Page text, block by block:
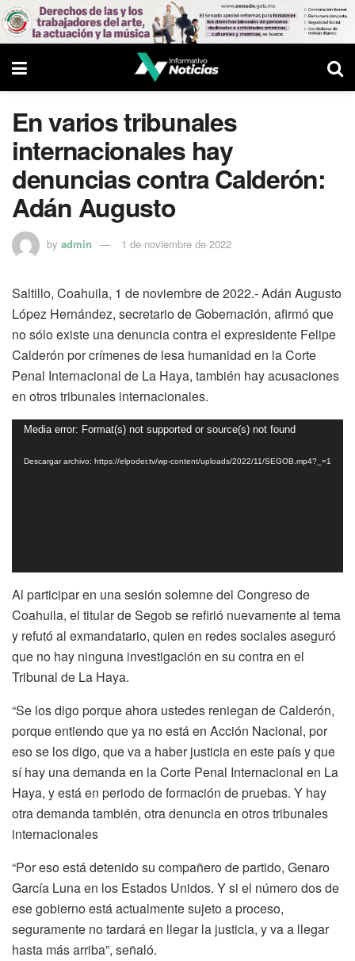
En varios tribunales
internacionales hay
denuncias contra Calderón:
Adán Augusto
by admin 1 de noviembre de 2022
Saltillo, Coahuila, 1 de noviembre de 2022.- Adán Augusto
López Hernández, secretario de Gobernación, afirmó que
no sólo existe una denuncia contra el expresidente Felipe
Calderón por crímenes de lesa humanidad en la Corte
Penal Internacional de La Haya, también hay acusaciones
en otros tribunales internacionales.
Reproductor
vídeo
Media error: Format(s) not supported or source(s) not found
Descargar archivo: https://elpoder.tv/wp-content/uploads/2022/11/SEGOB.mp4?_=1
Al participar en una sesión solemne del Congreso de
Coahuila, el titular de Segob se refirió nuevamente al tema
y refutó al exmandatario, quien en redes sociales aseguró
que no hay ninguna investigación en su contra en el
Tribunal de La Haya.
“Se los digo porque ahora ustedes reniegan de Calderón,
porque entiendo que ya no está en Acción Nacional, por
eso se los digo, que va a haber justicia en este país y que
sí hay una demanda en la Corte Penal Internacional en La
Haya, y está en periodo de formación de pruebas. Y hay
otra demanda también, otra denuncia en otros tribunales
internacionales
“Por eso está detenido su compañero de partido, Genaro
García Luna en los Estados Unidos. Y si el número dos de
ese gobierno está actualmente sujeto a proceso,
seguramente no tardará en llegar la justicia, y va a llegar
hasta más arriba”, señaló.